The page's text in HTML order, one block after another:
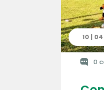
10 |
0